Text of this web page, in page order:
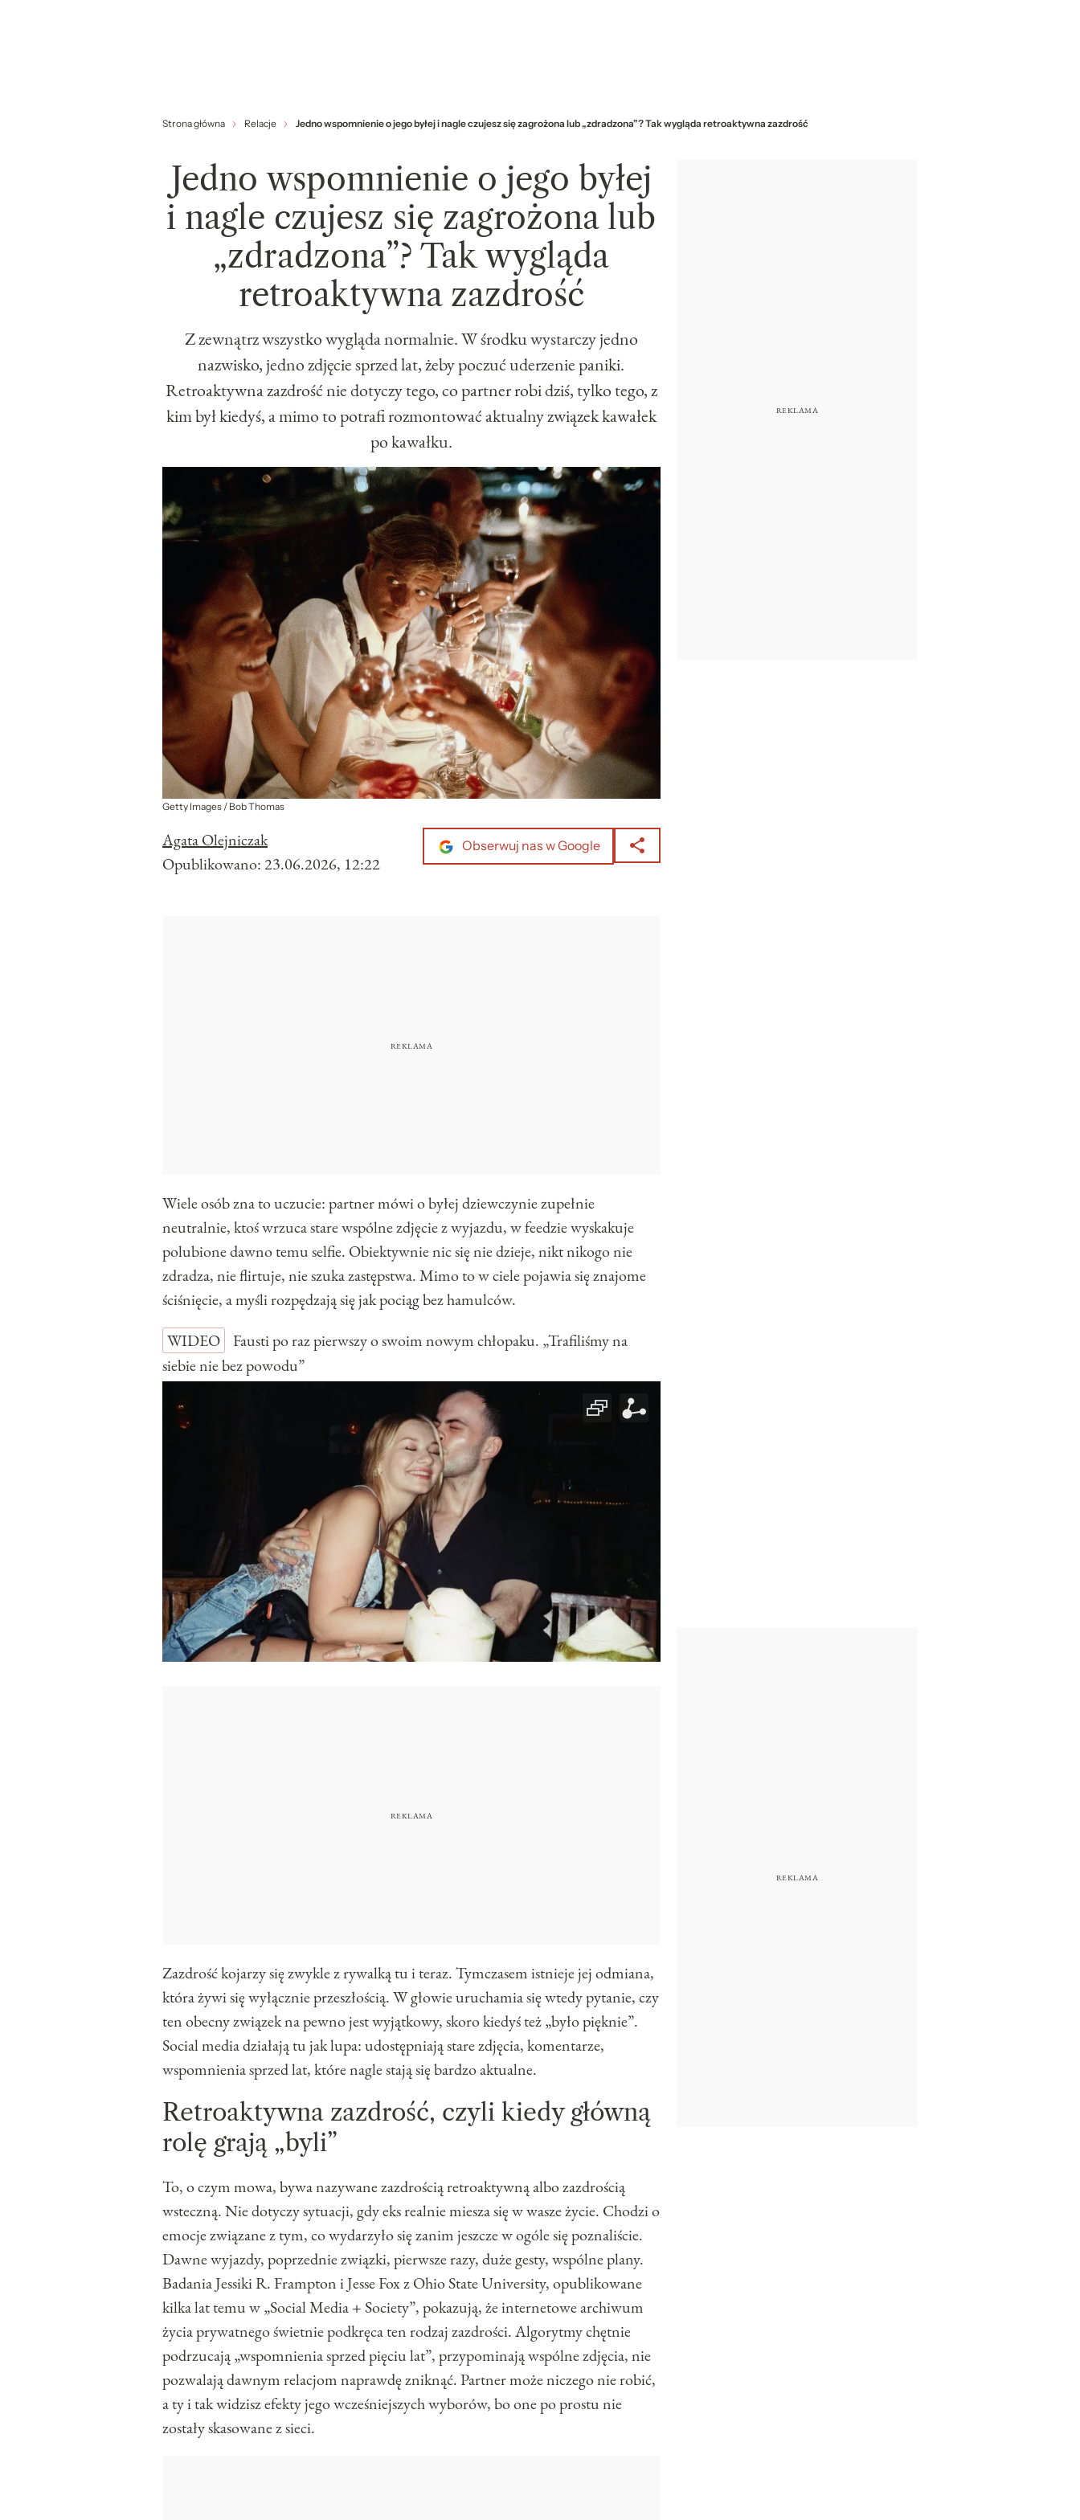
Strona główna Relacje Jedno wspomnienie o jego byłej i nagle czujesz się zagrożona lub „zdradzona”? Tak wygląda retroaktywna zazdrość
Jedno wspomnienie o jego byłej
i nagle czujesz się zagrożona lub
„zdradzona”? Tak wygląda
retroaktywna zazdrość
Z zewnątrz wszystko wygląda normalnie. W środku wystarczy jedno
nazwisko, jedno zdjęcie sprzed lat, żeby poczuć uderzenie paniki.
Retroaktywna zazdrość nie dotyczy tego, co partner robi dziś, tylko tego, z
kim był kiedyś, a mimo to potrafi rozmontować aktualny związek kawałek
po kawałku.
Getty Images / Bob Thomas
Agata Olejniczak
Opublikowano:23.06.2026, 12:22
Obserwuj nas w Google
Wiele osób zna to uczucie: partner mówi o byłej dziewczynie zupełnie
neutralnie, ktoś wrzuca stare wspólne zdjęcie z wyjazdu, w feedzie wyskakuje
polubione dawno temu selfie. Obiektywnie nic się nie dzieje, nikt nikogo nie
zdradza, nie flirtuje, nie szuka zastępstwa. Mimo to w ciele pojawia się znajome
ściśnięcie, a myśli rozpędzają się jak pociąg bez hamulców.
WIDEO
Fausti po raz pierwszy o swoim nowym chłopaku. „Trafiliśmy na
siebie nie bez powodu”
Zazdrość kojarzy się zwykle z rywalką tu i teraz. Tymczasem istnieje jej odmiana,
która żywi się wyłącznie przeszłością. W głowie uruchamia się wtedy pytanie, czy
ten obecny związek na pewno jest wyjątkowy, skoro kiedyś też „było pięknie”.
Social media działają tu jak lupa: udostępniają stare zdjęcia, komentarze,
wspomnienia sprzed lat, które nagle stają się bardzo aktualne.
Retroaktywna zazdrość, czyli kiedy główną
rolę grają „byli”
To, o czym mowa, bywa nazywane zazdrością retroaktywną albo zazdrością
wsteczną. Nie dotyczy sytuacji, gdy eks realnie miesza się w wasze życie. Chodzi o
emocje związane z tym, co wydarzyło się zanim jeszcze w ogóle się poznaliście.
Dawne wyjazdy, poprzednie związki, pierwsze razy, duże gesty, wspólne plany.
Badania Jessiki R. Frampton i Jesse Fox z Ohio State University, opublikowane
kilka lat temu w „Social Media + Society”, pokazują, że internetowe archiwum
życia prywatnego świetnie podkręca ten rodzaj zazdrości. Algorytmy chętnie
podrzucają „wspomnienia sprzed pięciu lat”, przypominają wspólne zdjęcia, nie
pozwalają dawnym relacjom naprawdę zniknąć. Partner może niczego nie robić,
a ty i tak widzisz efekty jego wcześniejszych wyborów, bo one po prostu nie
zostały skasowane z sieci.